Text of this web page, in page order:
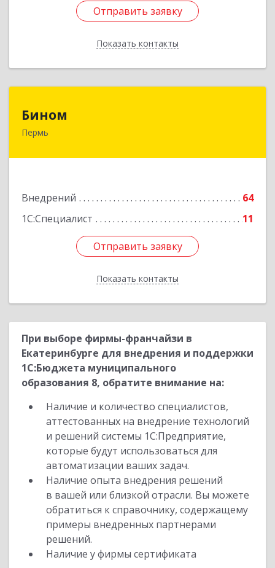
Отправить заявку
Показать контакты
Отправить заявку
Назад
Бином
Пермь
Внедрений
64
1С:Специалист
11
Отправить заявку
Показать контакты
614000, Пермский край, Пермь г, Куйбышева
Отправить заявку
Назад
При выборе фирмы-франчайзи в
Екатеринбурге для внедрения и поддержки
1С:Бюджета муниципального
образования 8, обратите внимание на:
Наличие и количество специалистов,
аттестованных на внедрение технологий
и решений системы 1С:Предприятие,
которые будут использоваться для
автоматизации ваших задач.
Наличие опыта внедрения решений
в вашей или близкой отрасли. Вы можете
обратиться к справочнику, содержащему
примеры внедренных партнерами
решений.
Наличие у фирмы сертификата